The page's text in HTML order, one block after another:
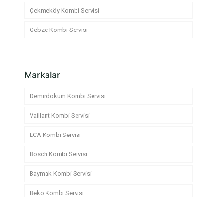
Çekmeköy Kombi Servisi
Gebze Kombi Servisi
Markalar
Demirdöküm Kombi Servisi
Vaillant Kombi Servisi
ECA Kombi Servisi
Bosch Kombi Servisi
Baymak Kombi Servisi
Beko Kombi Servisi